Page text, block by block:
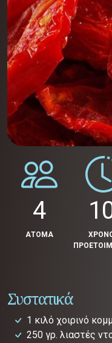
4
ΑΤΟΜΑ
Συστατικά
1 κιλό χοιρινό
250 γρ. λιαστές